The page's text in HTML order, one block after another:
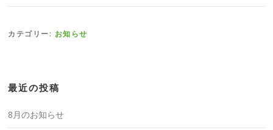
カテゴリー: お知らせ
最近の投稿
8月のお知らせ